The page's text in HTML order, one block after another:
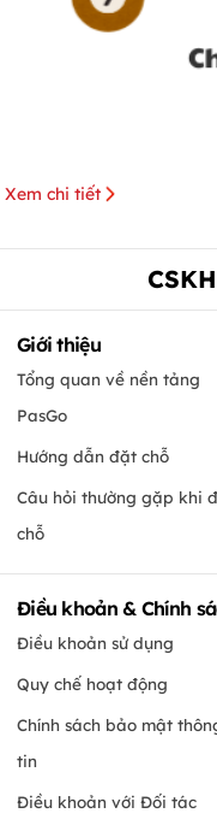
Xem chi tiết
CSKH
Giới thiệu
Tổng quan về nền tảng
PasGo
Hướng dẫn đặt chỗ
Câu hỏi thường gặp khi
chỗ
Điều khoản & Chính
Điều khoản sử dụng
Quy chế hoạt động
Chính sách bảo mật
tin
Điều khoản với Đối tác